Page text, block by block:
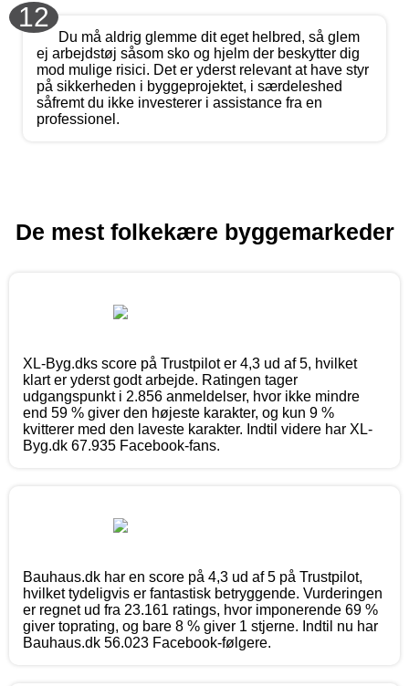
12
Du må aldrig glemme dit eget helbred, så glem
ej arbejdstøj såsom sko og hjelm der beskytter dig
mod mulige risici. Det er yderst relevant at have styr
på sikkerheden i byggeprojektet, i særdeleshed
såfremt du ikke investerer i assistance fra en
professionel.
De mest folkekære byggemarkeder
XL-Byg.dks score på Trustpilot er 4,3 ud af 5, hvilket
klart er yderst godt arbejde. Ratingen tager
udgangspunkt i 2.856 anmeldelser, hvor ikke mindre
end 59 % giver den højeste karakter, og kun 9 %
kvitterer med den laveste karakter. Indtil videre har XL-
Byg.dk 67.935 Facebook-fans.
Bauhaus.dk har en score på 4,3 ud af 5 på Trustpilot,
hvilket tydeligvis er fantastisk betryggende. Vurderingen
er regnet ud fra 23.161 ratings, hvor imponerende 69 %
giver toprating, og bare 8 % giver 1 stjerne. Indtil nu har
Bauhaus.dk 56.023 Facebook-følgere.